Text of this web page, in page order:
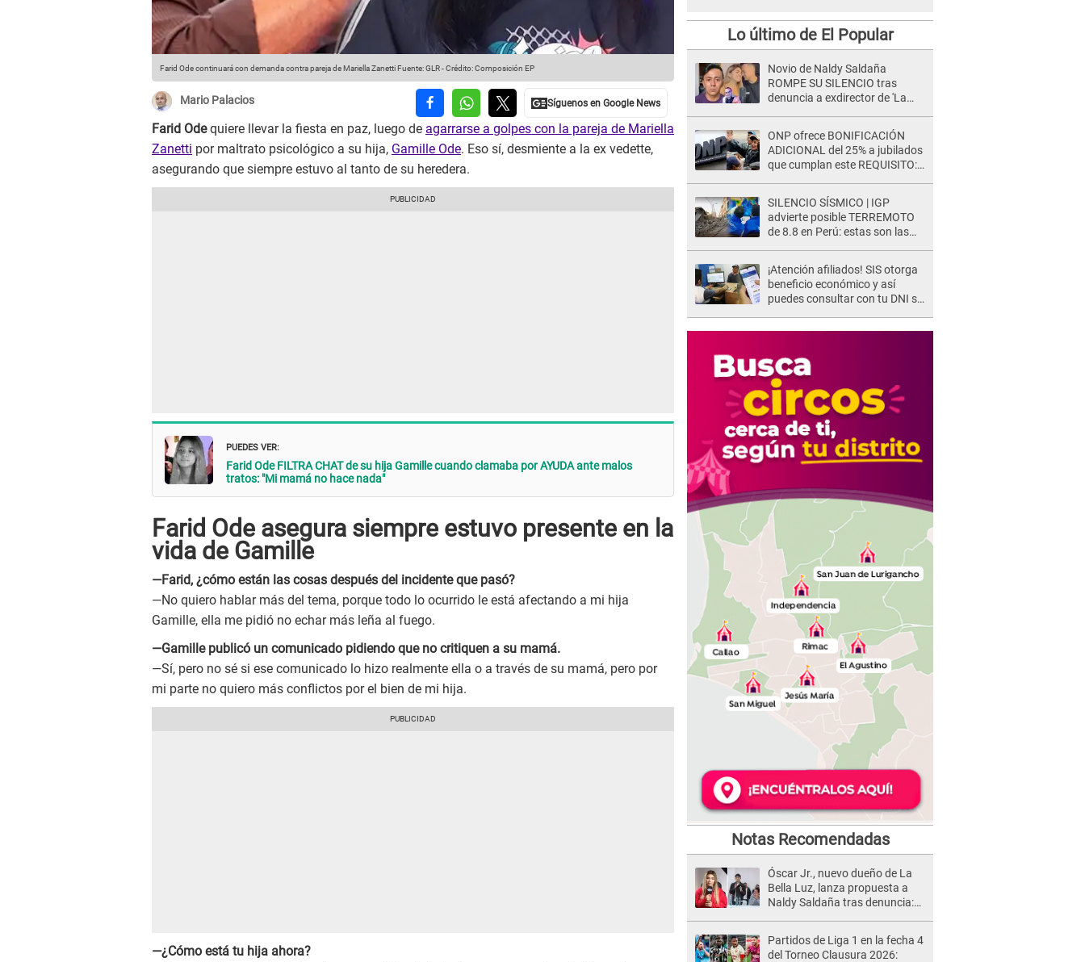
Farid Ode continuará con demanda contra pareja de Mariella Zanetti Fuente: GLR-Crédito: Composición EP
Mario Palacios
Farid Odequiere llevar la fiesta en paz, luego de agarrarse a golpes con la pareja de Mariella
Zanetti por maltrato psicológico a su hija, Gamille Ode. Eso sí, desmiente a la ex vedette,
asegurando que siempre estuvo al tanto de su heredera.
PUEDES VER:
Farid Ode FILTRA CHAT de su hija Gamille cuando clamaba por AYUDA ante malos
tratos: "Mi mamá no hace nada"
Farid Ode asegura siempre estuvo presente en la
vida de Gamille
—Farid, ¿cómo están las cosas después del incidente que pasó?
—No quiero hablar más del tema, porque todo lo ocurrido le está afectando a mi hija
Gamille, ella me pidió no echar más leña al fuego.
—Gamille publicó un comunicado pidiendo que no critiquen a su mamá.
—Sí, pero no sé si ese comunicado lo hizo realmente ella o a través de su mamá, pero por
mi parte no quiero más conflictos por el bien de mi hija.
—¿Cómo está tu hija ahora?
Lo último de El Popular
Novio de Naldy Saldaña
ROMPE SU SILENCIO tras
denuncia a exdirector de 'La
ONP ofrece BONIFICACIÓN
ADICIONAL del 25% a jubilados
que cumplan este REQUISITO:
SILENCIO SÍSMICO | IGP
advierte posible TERREMOTO
de 8.8 en Perú: estas son las
¡Atención afiliados! SIS otorga
beneficio económico y así
puedes consultar con tu DNI si
Notas Recomendadas
Óscar Jr., nuevo dueño de La
Bella Luz, lanza propuesta a
Naldy Saldaña tras denuncia:
Partidos de Liga 1 en la fecha 4
del Torneo Clausura 2026: